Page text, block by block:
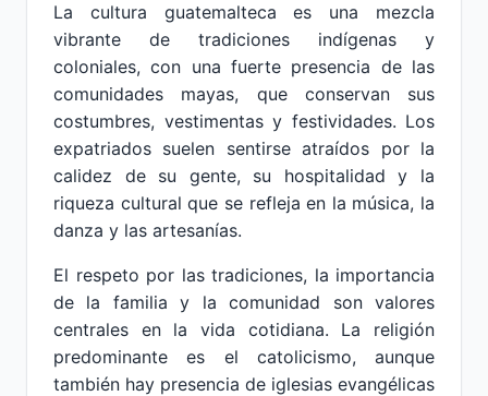
La cultura guatemalteca es una mezcla
vibrante de tradiciones indígenas y
coloniales, con una fuerte presencia de las
comunidades mayas, que conservan sus
costumbres, vestimentas y festividades. Los
expatriados suelen sentirse atraídos por la
calidez de su gente, su hospitalidad y la
riqueza cultural que se refleja en la música, la
danza y las artesanías.
El respeto por las tradiciones, la importancia
de la familia y la comunidad son valores
centrales en la vida cotidiana. La religión
predominante es el catolicismo, aunque
también hay presencia de iglesias evangélicas